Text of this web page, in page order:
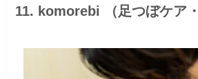
11. komorebi （足つぼケア・